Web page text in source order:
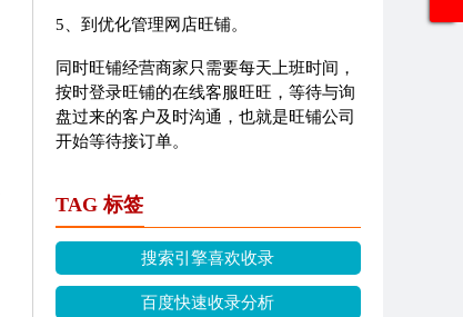
5、到优化管理网店旺铺。
同时旺铺经营商家只需要每天上班时间，
按时登录旺铺的在线客服旺旺，等待与询
盘过来的客户及时沟通，也就是旺铺公司
开始等待接订单。
TAG 标签
搜索引擎喜欢收录
百度快速收录分析